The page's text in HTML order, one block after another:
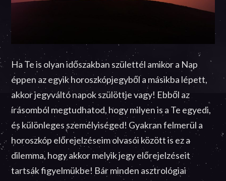
Ha Te is olyan időszakban születtél amikor a Nap
éppen az egyik horoszkópjegyből a másikba lépett,
akkor jegyváltó napok szülöttje vagy! Ebből az
írásomból megtudhatod, hogy milyen is a Te egyedi,
és különleges személyiséged! Gyakran felmerül a
horoszkóp előrejelzéseim olvasói között is ez a
dilemma, hogy akkor melyik jegy előrejelzéseit
tartsák figyelmükbe! Bár minden asztrológiai